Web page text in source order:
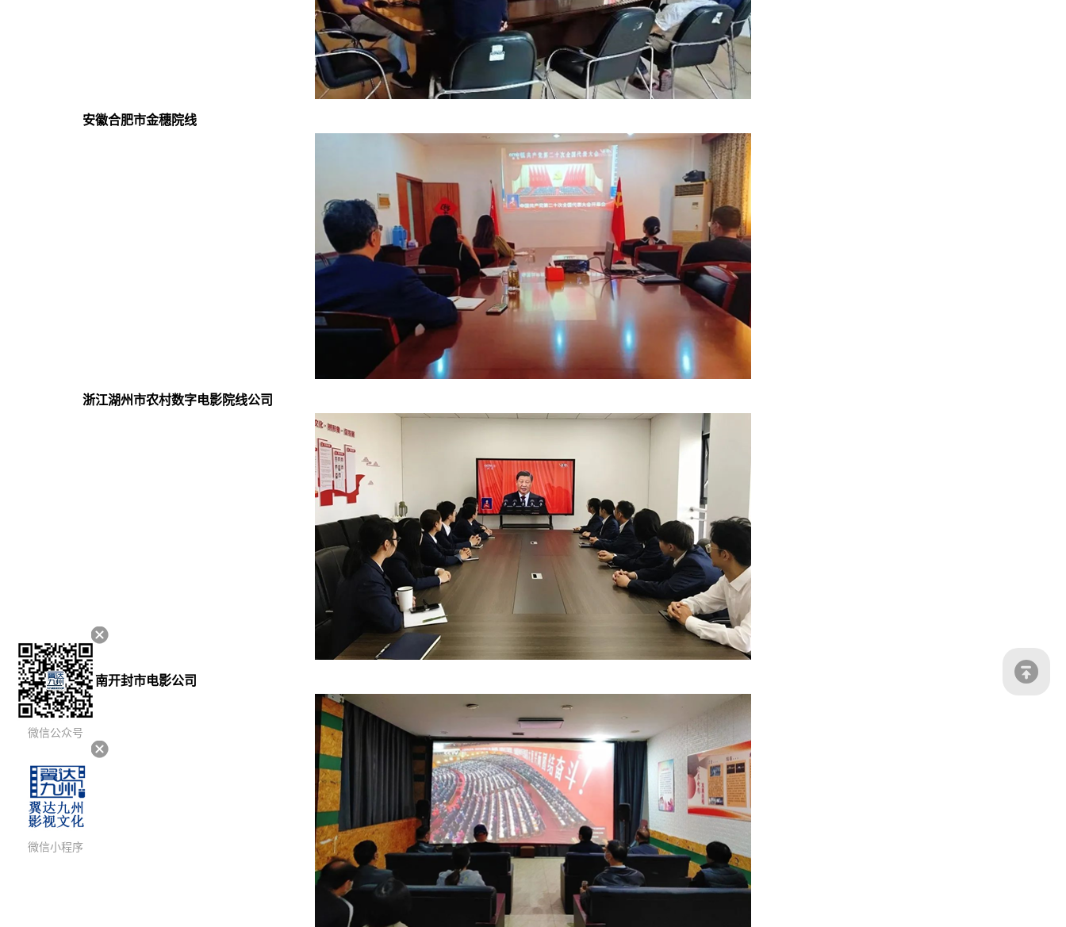
安徽合肥市金穗院线
浙江湖州市农村数字电影院线公司
河南开封市电影公司
微信公众号
微信小程序